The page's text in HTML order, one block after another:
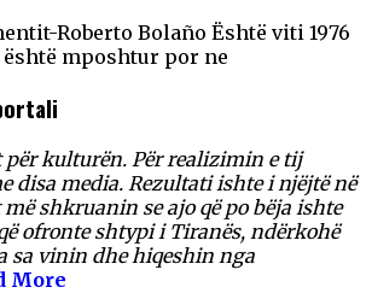
Roberto Bolaño Është viti 1976
mposhtur por ne
për kulturën. Për realizimin e tij
disa media. Rezultati ishte i njëjtë në
shkruanin se ajo që po bëja ishte
ofronte shtypi i Tiranës, ndërkohë
sa vinin dhe hiqeshin nga
More